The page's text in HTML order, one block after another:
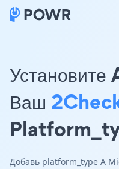
Ваш
Добавь platform_type A